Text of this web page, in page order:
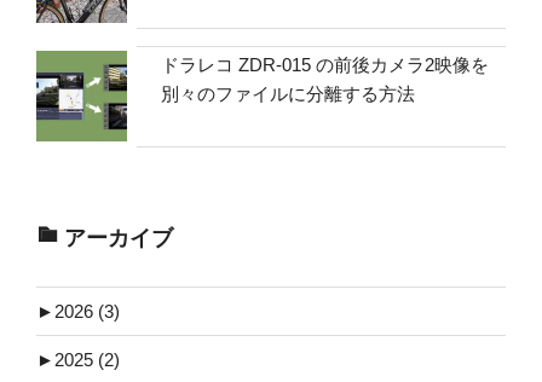
ドラレコ ZDR-015 の前後カメラ2映像を
別々のファイルに分離する方法
アーカイブ
► 2026 (3)
► 2025 (2)